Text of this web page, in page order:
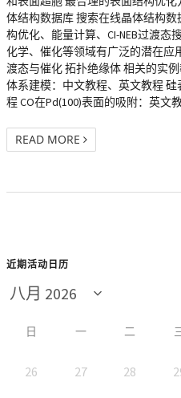
体结构数据库 搜索在线晶体结构数
构优化、能量计算、CI-NEB过渡
化学、催化等领域有广泛的潜在应
渡态与催化 拓扑绝缘体 相关的实
体系建模：中文教程、英文教程
程 CO在Pd(100)表面的吸附：英文
READ MORE
近期活动日历
日 一 二
26 27 28